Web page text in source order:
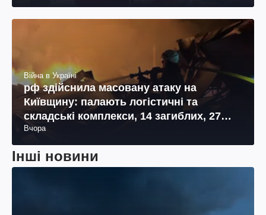
Війна в Україні
рф здійснила масовану атаку на
Київщину: палають логістичні та
складські комплекси, 14 загиблих, 27
поранених (фото, відео)
Вчора
Інші новини